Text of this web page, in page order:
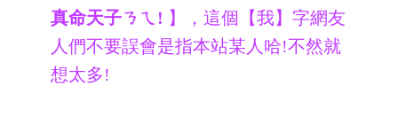
真命天子ㄋㄟ! 】，這個【我】字網友
人們不要誤會是指本站某人哈!不然就
想太多!